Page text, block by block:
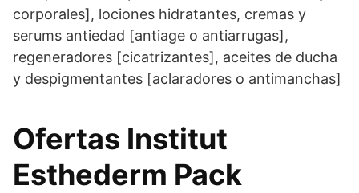
corporales], lociones hidratantes, cremas y
serums antiedad [antiage o antiarrugas],
regeneradores [cicatrizantes], aceites de ducha
y despigmentantes [aclaradores o antimanchas]
Ofertas Institut
Esthederm Pack